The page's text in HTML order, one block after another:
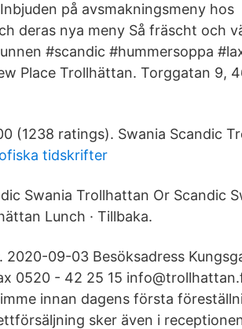
på avsmakningsmeny hos
deras nya meny Så fräscht och
#scandic #hummersoppa
Place Trollhättan. Torggatan 9,
(1238 ratings). Swania Scandic
tidskrifter
Swania Trollhattan Or Scandic
Lunch · Tillbaka.
2020-09-03 Besöksadress
0520 - 42 25 15
innan dagens första
sker även i